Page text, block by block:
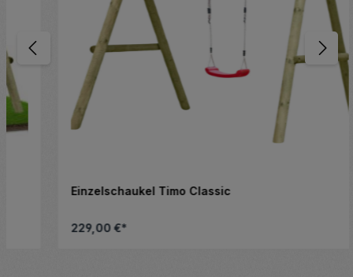
Einzelschaukel Timo Classic
229,00 €*